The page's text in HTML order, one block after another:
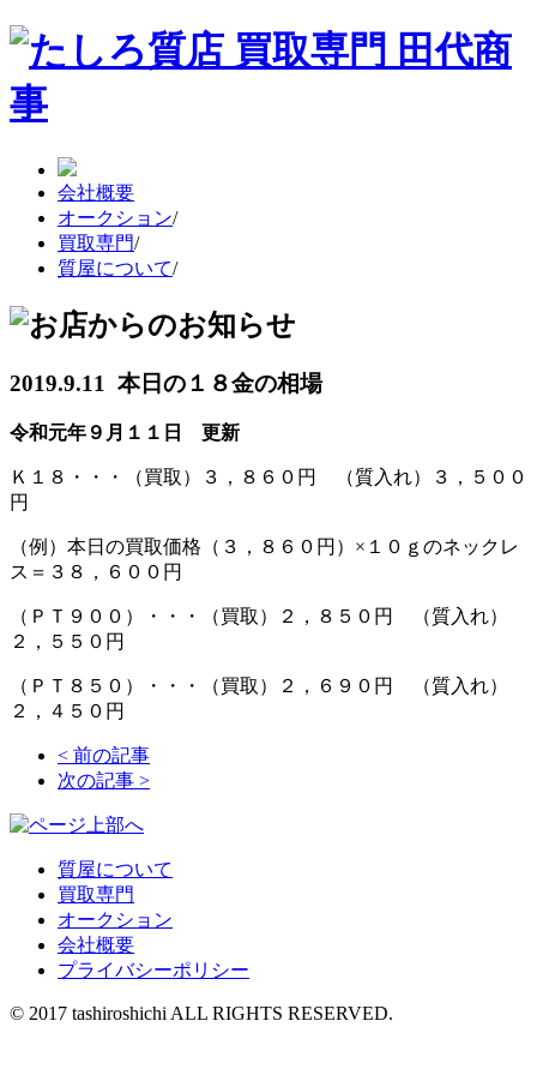
会社概要
オークション/
買取専門/
質屋について/
2019.9.11 本日の１８金の相場
令和元年９月１１日 更新
Ｋ１８・・・（買取）３，８６０円 （質入れ）３，５００
円
（例）本日の買取価格（３，８６０円）×１０ｇのネックレ
ス＝３８，６００円
（ＰＴ９００）・・・（買取）２，８５０円 （質入れ）
２，５５０円
（ＰＴ８５０）・・・（買取）２，６９０円 （質入れ）
２，４５０円
< 前の記事
次の記事 >
質屋について
買取専門
オークション
会社概要
プライバシーポリシー
© 2017 tashiroshichi ALL RIGHTS RESERVED.